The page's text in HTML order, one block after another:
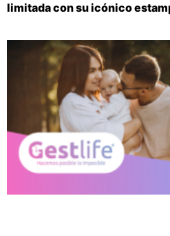
limitada con su icónico